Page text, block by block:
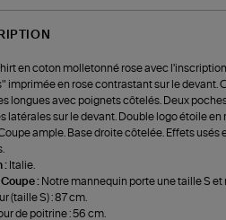
en coton molletonné rose avec
imprimée en rose contrastant sur le devant.
longues avec poignets côtelés. Deux
latérales sur le devant. Double logo étoile en
ample. Base droite côtelée. Effets usés
: Italie.
: Notre mannequin porte une taille S et
(taille S) : 87 cm.
de poitrine : 56 cm.